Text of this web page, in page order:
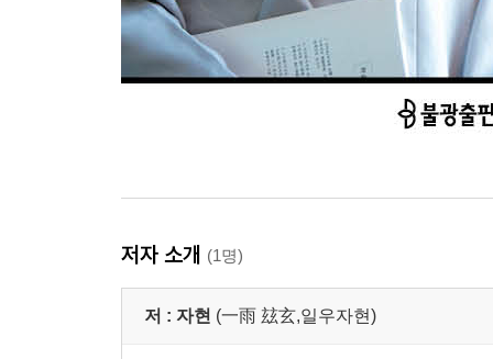
저자 소개 (1명)
저 : 자현 (一雨 玆玄,일우자현)